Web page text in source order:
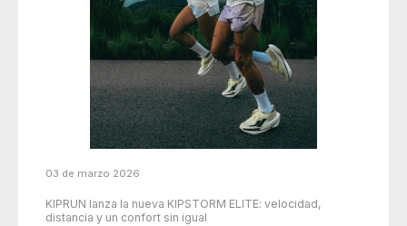
03 de marzo 2026
KIPRUN lanza la nueva KIPSTORM ELITE: velocidad,
distancia y un confort sin igual